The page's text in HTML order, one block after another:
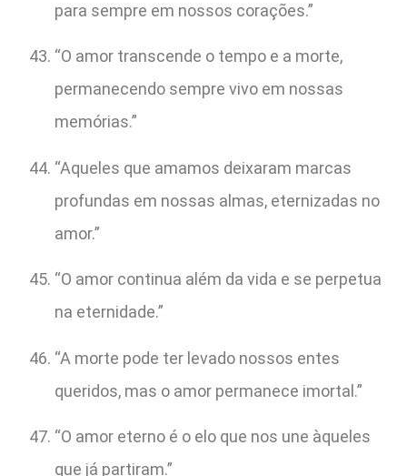
para sempre em nossos corações.”
“O amor transcende o tempo e a morte,
permanecendo sempre vivo em nossas
memórias.”
“Aqueles que amamos deixaram marcas
profundas em nossas almas, eternizadas no
amor.”
“O amor continua além da vida e se perpetua
na eternidade.”
“A morte pode ter levado nossos entes
queridos, mas o amor permanece imortal.”
“O amor eterno é o elo que nos une àqueles
que já partiram.”